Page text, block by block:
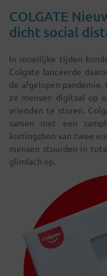
COLGATE
dicht social
In moeilijke tijden
Colgate lanceerde
de afgelopen
ze mensen digitaal op
vrienden te sturen.
samen met een
kortingsbon van twee
mensen stuurden in
glimlach op.